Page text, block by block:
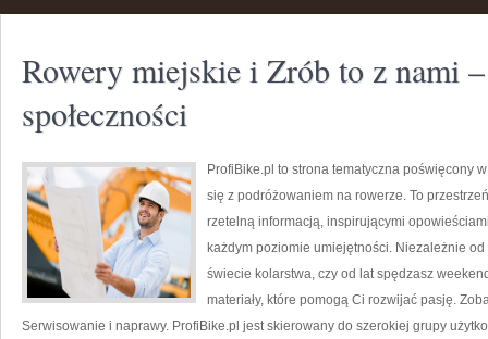
Rowery miejskie i Zrób to z nami
społeczności
ProfiBike.pl to strona tematyczna poświęcony
się z podróżowaniem na rowerze. To
rzetelną informacją, inspirującymi
każdym poziomie umiejętności. Niezależnie
świecie kolarstwa, czy od lat spędzasz
materiały, które pomogą Ci rozwijać pasję.
Serwisowanie i naprawy. ProfiBike.pl jest skierowany do szerokiej grupy